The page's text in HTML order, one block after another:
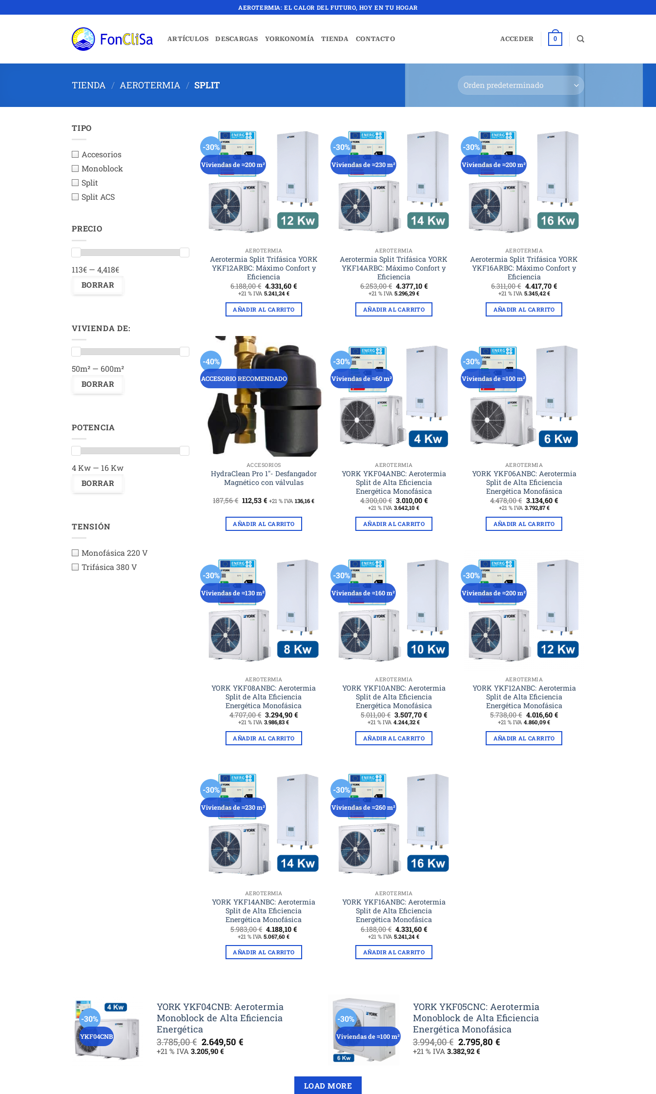
al
AEROTERMIA: EL CALOR DEL FUTURO, HOY EN TU HOGAR
ARTÍCULOS DESCARGAS YORKONOMÍA TIENDA CONTACTO ACCEDER 0
TIENDA / AEROTERMIA / SPLIT
TIPO
Accesorios
Monoblock
Split
Split ACS
PRECIO
113€ — 4,418€
VIVIENDA DE:
50m² — 600m²
POTENCIA
4 Kw — 16 Kw
TENSIÓN
Monofásica 220 V
Trifásica 380 V
-30%
Viviendas de ≈200 m²
AEROTERMIA
Aerotermia Split Trifásica YORK
YKF12ARBC: Máximo Confort y
Eficiencia
6.188,00€ El
precio
original
era:
6.188,00 €.
4.331,60€El
es:
+21 % IVA 5.241,24 €
AÑADIR AL CARRITO
-30%
Viviendas de ≈230 m²
AEROTERMIA
Aerotermia Split Trifásica YORK
YKF14ARBC: Máximo Confort y
Eficiencia
6.253,00€ El
precio
original
era:
6.253,00 €.
4.377,10€El
es:
+21 % IVA 5.296,29 €
AÑADIR AL CARRITO
-30%
Viviendas de ≈200 m²
AEROTERMIA
Aerotermia Split Trifásica YORK
YKF16ARBC: Máximo Confort y
Eficiencia
6.311,00€ El
precio
original
era:
6.311,00 €.
4.417,70 €El
es:
+21 % IVA 5.345,42 €
AÑADIR AL CARRITO
-40%
ACCESORIO RECOMENDADO
ACCESORIOS
HydraClean Pro 1″- Desfangador
Magnético con válvulas
187,56€ El
precio
era:
187,56 €.
112,53€El
es:
112,53 €.
+21 % IVA136,16€
AÑADIR AL CARRITO
-30%
Viviendas de ≈60 m²
AEROTERMIA
YORK YKF04ANBC: Aerotermia
Split de Alta Eficiencia
Energética Monofásica
4.300,00€ El
precio
original
era:
4.300,00 €.
3.010,00€El
es:
+21 % IVA3.642,10€
AÑADIR AL CARRITO
-30%
Viviendas de ≈100 m²
AEROTERMIA
YORK YKF06ANBC: Aerotermia
Split de Alta Eficiencia
Energética Monofásica
4.478,00€ El
precio
original
era:
4.478,00 €.
3.134,60 €El
es:
+21 % IVA 3.792,87 €
AÑADIR AL CARRITO
-30%
Viviendas de ≈130 m²
AEROTERMIA
YORK YKF08ANBC: Aerotermia
Split de Alta Eficiencia
Energética Monofásica
4.707,00€ El
precio
original
era:
4.707,00 €.
3.294,90€El
es:
+21 % IVA3.986,83€
AÑADIR AL CARRITO
-30%
Viviendas de ≈160 m²
AEROTERMIA
YORK YKF10ANBC: Aerotermia
Split de Alta Eficiencia
Energética Monofásica
5.011,00€ El
precio
original
era:
5.011,00 €.
3.507,70€El
es:
+21 % IVA4.244,32€
AÑADIR AL CARRITO
-30%
Viviendas de ≈200 m²
AEROTERMIA
YORK YKF12ANBC: Aerotermia
Split de Alta Eficiencia
Energética Monofásica
5.738,00€ El
precio
original
era:
5.738,00 €.
4.016,60 €El
precio
es:
+21 % IVA4.860,09€
AÑADIR AL CARRITO
-30%
Viviendas de ≈230 m²
AEROTERMIA
YORK YKF14ANBC: Aerotermia
Split de Alta Eficiencia
Energética Monofásica
5.983,00€ El
precio
original
era:
5.983,00 €.
4.188,10€El
es:
+21 % IVA5.067,60€
AÑADIR AL CARRITO
-30%
Viviendas de ≈260 m²
AEROTERMIA
YORK YKF16ANBC: Aerotermia
Split de Alta Eficiencia
Energética Monofásica
6.188,00€ El
precio
original
era:
6.188,00 €.
4.331,60€El
es:
+21 % IVA5.241,24€
AÑADIR AL CARRITO
-30%
YKF04CNB
YORK YKF04CNB: Aerotermia
Monoblock de Alta Eficiencia
Energética
3.785,00€ El
precio
original
2.649,50€
+21 % IVA 3.205,90 €
-30%
Viviendas de ≈100 m²
YORK YKF05CNC: Aerotermia
Monoblock de Alta Eficiencia
Energética Monofásica
3.994,00€ El
precio
original
2.795,80€
+21 % IVA 3.382,92 €
LOAD MORE